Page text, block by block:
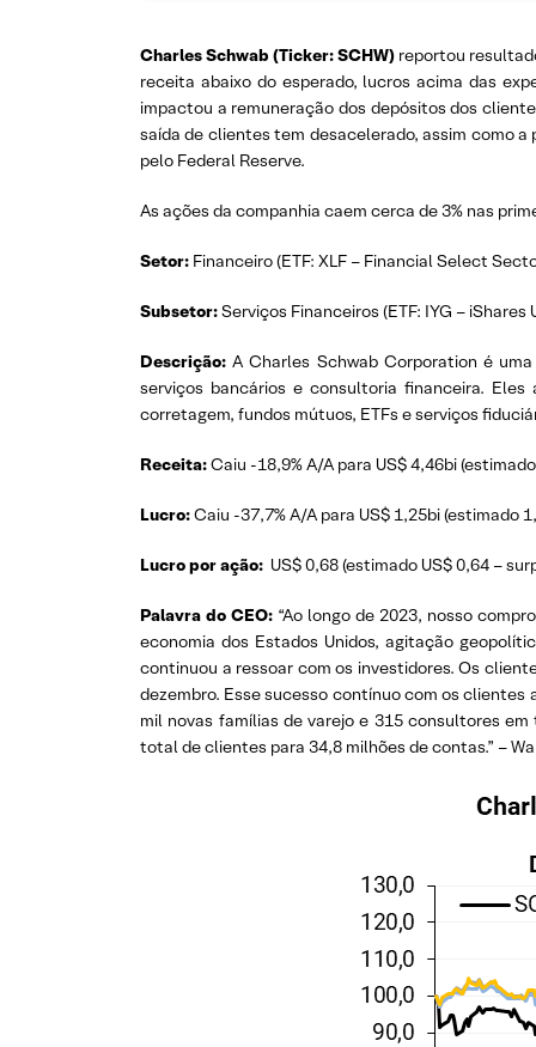
Charles Schwab (Ticker: SCHW) reportou
receita abaixo do esperado, lucros acima das
impactou a remuneração dos depósitos dos
saída de clientes tem desacelerado, assim como
pelo Federal Reserve.
As ações da companhia caem cerca de 3% nas
Setor: Financeiro (ETF: XLF – Financial Select
Subsetor:Serviços Financeiros (ETF: IYG – iShares
Descrição: A Charles Schwab Corporation é
serviços bancários e consultoria financeira.
corretagem, fundos mútuos, ETFs e serviços
Receita:Caiu -18,9% A/A para US$ 4,46bi
Lucro:Caiu -37,7% A/A para US$ 1,25bi (estimado
Lucro por ação: US$ 0,68 (estimado US$ 0,64 –
Palavra do CEO: “Ao longo de 2023, nosso
economia dos Estados Unidos, agitação
continuou a ressoar com os investidores. Os
dezembro. Esse sucesso contínuo com os
mil novas famílias de varejo e 315 consultores
total de clientes para 34,8 milhões de contas.” –